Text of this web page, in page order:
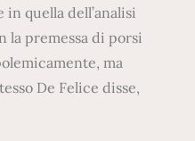
quella dell’analisi
la premessa di porsi
ma
De Felice disse,